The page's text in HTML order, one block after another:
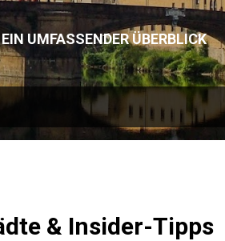
UMFASSENDER ÜBERBLICK
& EMPFEHLUNGEN
DISCLAIMER
& Insider-Tipps